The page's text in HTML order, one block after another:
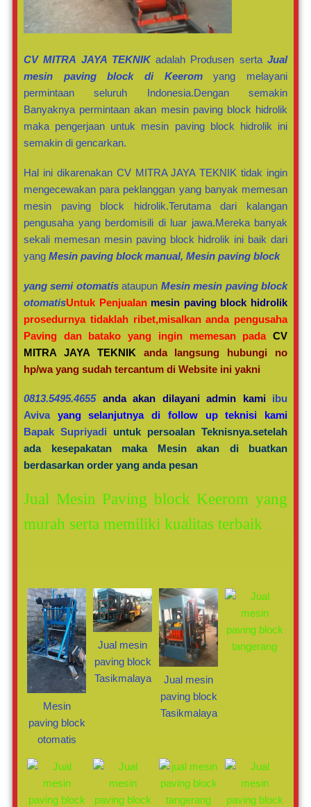
CV MITRA JAYA TEKNIKadalah Produsen sertaJual
mesin paving block di Keeromyang melayani
permintaan seluruh Indonesia.Dengan semakin
Banyaknya permintaan akan mesin paving block hidrolik
maka pengerjaan untuk mesin paving block hidrolik ini
semakin di gencarkan.
Hal ini dikarenakan CV MITRA JAYA TEKNIK tidak ingin
mengecewakan para peklanggan yang banyak memesan
mesin paving block hidrolik.Terutama dari kalangan
pengusaha yang berdomisili di luar jawa.Mereka banyak
sekali memesan mesin paving block hidrolik ini baik dari
yang Mesin paving block manual, Mesin paving block
yang semi otomatisataupun Mesin mesin paving block
otomatisUntuk Penjualan mesin paving block hidrolik
prosedurnya tidaklah ribet,misalkan anda pengusaha
Paving dan batako yang ingin memesan pada CV
MITRA JAYA TEKNIK
anda langsung hubungi no
hp/wa yang sudah tercantum di Website ini yakni
0813.5495.4655 anda akan dilayani admin kami
ibu
Aviva
yang selanjutnya di follow up teknisi kami
Bapak Supriyadi
untuk persoalan Teknisnya.setelah
ada kesepakatan maka Mesin akan di buatkan
berdasarkan order yang anda pesan
Jual Mesin Paving block Keerom yang
murah serta memiliki kualitas terbaik
Mesin
paving block
otomatis
Jual mesin
paving block
Tasikmalaya
Jual mesin
paving block
Tasikmalaya